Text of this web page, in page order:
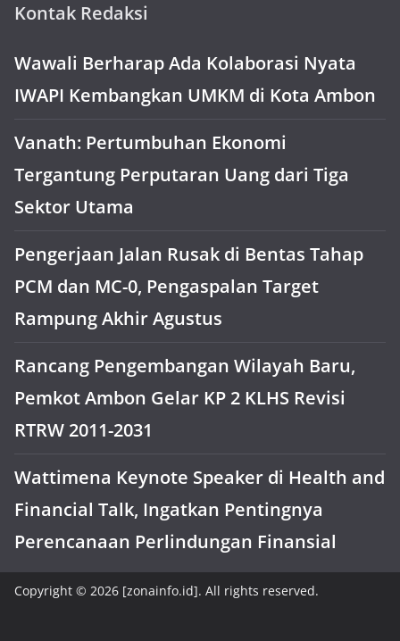
Kontak Redaksi
Wawali Berharap Ada Kolaborasi Nyata
IWAPI Kembangkan UMKM di Kota Ambon
Vanath: Pertumbuhan Ekonomi
Tergantung Perputaran Uang dari Tiga
Sektor Utama
Pengerjaan Jalan Rusak di Bentas Tahap
PCM dan MC-0, Pengaspalan Target
Rampung Akhir Agustus
Rancang Pengembangan Wilayah Baru,
Pemkot Ambon Gelar KP 2 KLHS Revisi
RTRW 2011-2031
Wattimena Keynote Speaker di Health and
Financial Talk, Ingatkan Pentingnya
Perencanaan Perlindungan Finansial
Copyright © 2026 [zonainfo.id]. All rights reserved.